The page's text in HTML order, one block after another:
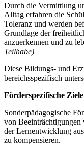
Durch die Vermittlung
Alltag erfahren die
Toleranz und werden
Grundlage der
anzuerkennen und zu
Teilhabe)
Diese Bildungs- und
bereichsspezifisch
Förderspezifische Ziele
Sonderpädagogische
von Beeinträchtigungen
der Lernentwicklung
zu kompensieren.